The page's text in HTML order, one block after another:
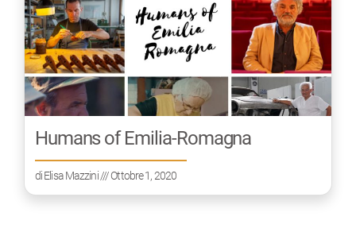
Humans of Emilia-Romagna
diElisa Mazzini/// Ottobre 1, 2020